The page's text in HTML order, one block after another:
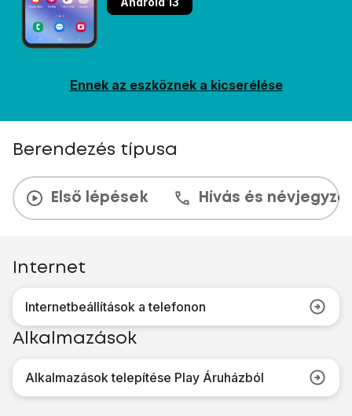
Ennek az eszköznek a kicserélése
Berendezés típusa
Első lépések Hívás és
Internet
Internetbeállítások a telefonon
Alkalmazások
Alkalmazások telepítése Play Áruházból